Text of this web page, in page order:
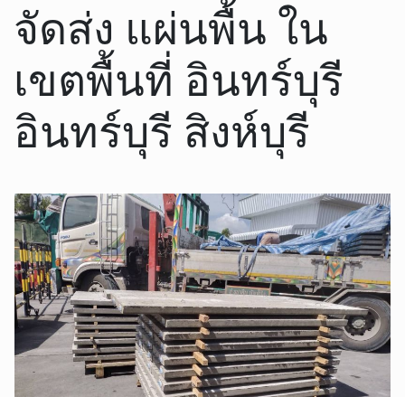
จัดส่ง แผ่นพื้น ใน
เขตพื้นที่ อินทร์บุรี
อินทร์บุรี สิงห์บุรี